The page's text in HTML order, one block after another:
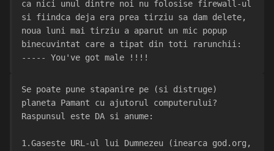
ca nici unul dintre noi nu folosise firewall-ul
si fiindca deja era prea tirziu sa dam delete,
noua luni mai tirziu a aparut un mic popup
binecuvintat care a tipat din toti rarunchii:
----- You've got male !!!!
Se poate pune stapanire pe (si distruge)
planeta Pamant cu ajutorul computerului?
Raspunsul este DA si anume:
1.Gaseste URL-ul lui Dumnezeu (inearca god.org,